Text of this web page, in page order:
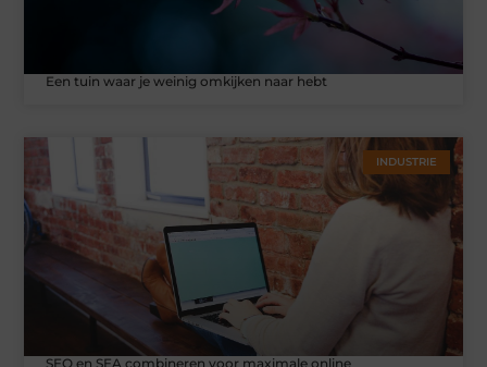
Een tuin waar je weinig omkijken naar hebt
INDUSTRIE
SEO en SEA combineren voor maximale online